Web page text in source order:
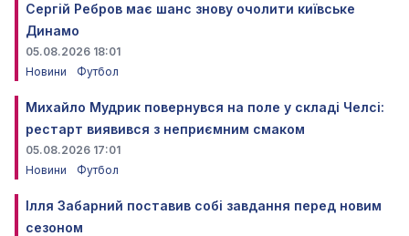
Сергій Ребров має шанс знову очолити київське
Динамо
05.08.2026 18:01
Новини
Футбол
Михайло Мудрик повернувся на поле у складі Челсі:
рестарт виявився з неприємним смаком
05.08.2026 17:01
Новини
Футбол
Ілля Забарний поставив собі завдання перед новим
сезоном